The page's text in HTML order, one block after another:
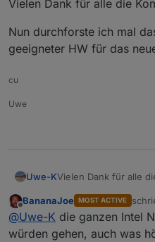
Vielen Dank für alle die
Nun durchforste ich mal
geeigneter HW für das
cu
Uwe
Uwe-KVielen Dank für alle
Nun durchforste ich
geeigneter HW für
Offline
BananaJoe MOST ACTIVE
@Uwe-K die ganzen Intel
würden gehen, auch was